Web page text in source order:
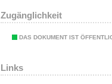
Zugänglichkeit
DAS DOKUMENT IST
Links